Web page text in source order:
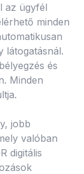
az ügyfél
minden
látogatásnál.
és
Minden
jobb
valóban
digitális